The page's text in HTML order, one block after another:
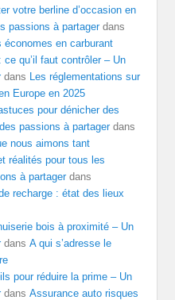
votre berline d’occasion en
passions à partagerdans
en carburant
qu’il faut contrôler – Un
dans
Les réglementations sur
Europe en 2025
pour dénicher des
passions à partagerdans
nous aimons tant
réalités pour tous les
à partagerdans
recharge : état des lieux
bois à proximité – Un
dansA qui s’adresse le
pour réduire la prime – Un
dansAssurance auto risques